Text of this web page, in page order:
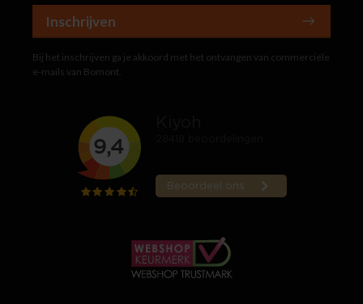
Inschrijven
Bij het inschrijven ga je akkoord met het ontvangen van commerciële
e-mails van Bomont.